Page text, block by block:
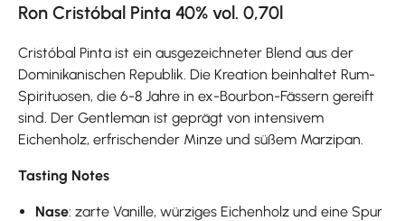
Ron Cristóbal Pinta 40% vol. 0,70l
Cristóbal Pinta ist ein ausgezeichneter Blend aus der
Dominikanischen Republik. Die Kreation beinhaltet Rum-
Spirituosen, die 6-8 Jahre in ex-Bourbon-Fässern gereift
sind. Der Gentleman ist geprägt von intensivem
Eichenholz, erfrischender Minze und süßem Marzipan.
Tasting Notes
Nase: zarte Vanille, würziges Eichenholz und eine Spur